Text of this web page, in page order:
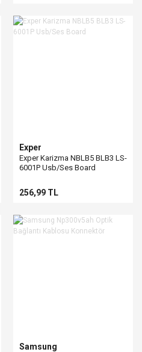
Exper
Exper Karizma NBLB5 BLB3 LS-
6001P Usb/Ses Board
256,99 TL
Samsung